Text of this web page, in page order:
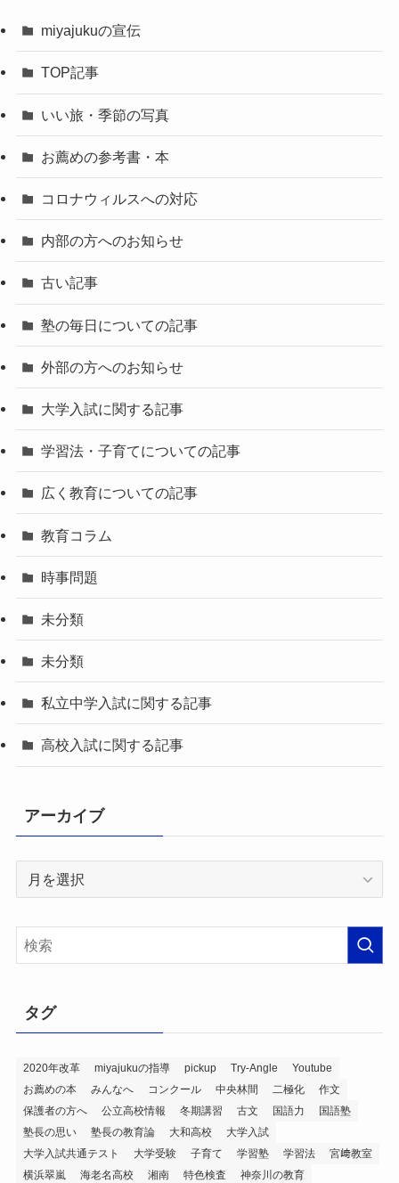
miyajukuの宣伝
TOP記事
いい旅・季節の写真
お薦めの参考書・本
コロナウィルスへの対応
内部の方へのお知らせ
古い記事
塾の毎日についての記事
外部の方へのお知らせ
大学入試に関する記事
学習法・子育てについての記事
広く教育についての記事
教育コラム
時事問題
未分類
未分類
私立中学入試に関する記事
高校入試に関する記事
アーカイブ
イ
タグ
2020年改革 miyajukuの指導 pickup Try-Angle
Youtube
お薦めの本
みんなへ コンクール 中央林間 二極化
作文
保護者の方へ
公立高校情報 冬期講習 古文 国語力
国語塾
塾長の思い
塾長の教育論 大和高校
大学入試
大学入試共通テスト
大学受験 子育て 学習塾 学習法
宮﨑教室
横浜翠嵐
海老名高校 湘南 特色検査 神奈川の教育